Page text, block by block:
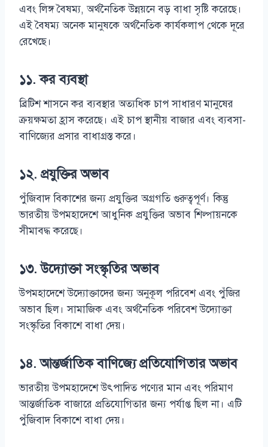
এবং লিঙ্গ বৈষম্য, অর্থনৈতিক উন্নয়নে বড় বাধা সৃষ্টি করেছে।
এই বৈষম্য অনেক মানুষকে অর্থনৈতিক কার্যকলাপ থেকে দূরে
রেখেছে।
১১. কর ব্যবস্থা
ব্রিটিশ শাসনে কর ব্যবস্থার অত্যধিক চাপ সাধারণ মানুষের
ক্রয়ক্ষমতা হ্রাস করেছে। এই চাপ স্থানীয় বাজার এবং ব্যবসা-
বাণিজ্যের প্রসার বাধাগ্রস্ত করে।
১২. প্রযুক্তির অভাব
পুঁজিবাদ বিকাশের জন্য প্রযুক্তির অগ্রগতি গুরুত্বপূর্ণ। কিন্তু
ভারতীয় উপমহাদেশে আধুনিক প্রযুক্তির অভাব শিল্পায়নকে
সীমাবদ্ধ করেছে।
১৩. উদ্যোক্তা সংস্কৃতির অভাব
উপমহাদেশে উদ্যোক্তাদের জন্য অনুকূল পরিবেশ এবং পুঁজির
অভাব ছিল। সামাজিক এবং অর্থনৈতিক পরিবেশ উদ্যোক্তা
সংস্কৃতির বিকাশে বাধা দেয়।
১৪. আন্তর্জাতিক বাণিজ্যে প্রতিযোগিতার অভাব
ভারতীয় উপমহাদেশে উৎপাদিত পণ্যের মান এবং পরিমাণ
আন্তর্জাতিক বাজারে প্রতিযোগিতার জন্য পর্যাপ্ত ছিল না। এটি
পুঁজিবাদ বিকাশে বাধা দেয়।